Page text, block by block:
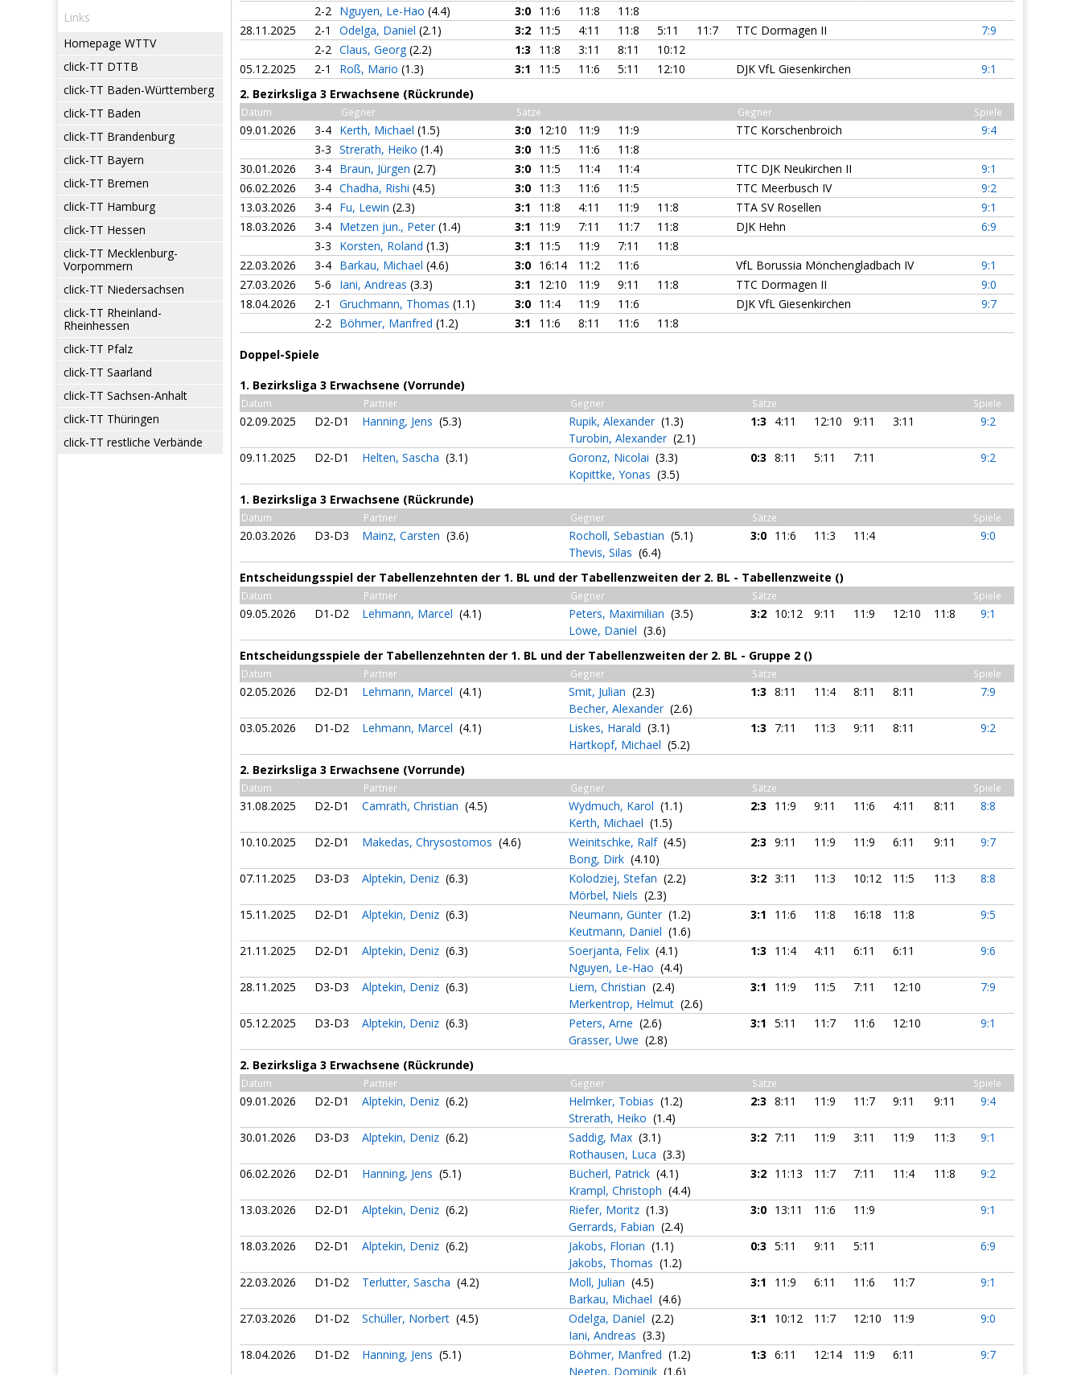
Links
Homepage WTTV
click-TT DTTB
click-TT Baden-Württemberg
click-TT Baden
click-TT Brandenburg
click-TT Bayern
click-TT Bremen
click-TT Hamburg
click-TT Hessen
click-TT Mecklenburg-
Vorpommern
click-TT Niedersachsen
click-TT Rheinland-
Rheinhessen
click-TT Pfalz
click-TT Saarland
click-TT Sachsen-Anhalt
click-TT Thüringen
click-TT restliche Verbände
2-2 Nguyen, Le-Hao (4.4) 3:0 11:6 11:8
11:8
28.11.2025
2-1 Odelga, Daniel (2.1) 3:2 11:5 4:11 11:8 5:11 11:7 TTC Dormagen II
7:9
2-2 Claus, Georg (2.2) 1:3 11:8 3:11 8:11
10:12
05.12.2025
2-1 Roß, Mario (1.3) 3:1 11:5 11:6 5:11 12:10 DJK VfL Giesenkirchen
9:1
2. Bezirksliga 3 Erwachsene (Rückrunde)
Datum Gegner Sätze Gegner Spiele
09.01.2026 3-4 Kerth, Michael (1.5) 3:0 12:10 11:9 11:9 TTC Korschenbroich
9:4
3-3 Strerath, Heiko (1.4) 3:0 11:5 11:6
11:8
30.01.2026
3-4 Braun, Jürgen (2.7) 3:0 11:5 11:4 11:4 TTC DJK Neukirchen II
9:1
06.02.2026
3-4 Chadha, Rishi (4.5) 3:0 11:3 11:6 11:5 TTC Meerbusch IV
9:2
13.03.2026
3-4 Fu, Lewin (2.3) 3:1 11:8 4:11 11:9 11:8 TTA SV Rosellen
9:1
18.03.2026
3-4 Metzen jun., Peter (1.4) 3:1 11:9 7:11 11:7 11:8 DJK Hehn
6:9
3-3
Korsten, Roland (1.3) 3:1 11:5 11:9 7:11
11:8
22.03.2026
3-4 Barkau, Michael (4.6) 3:0 16:14 11:2 11:6 VfL Borussia Mönchengladbach IV
9:1
27.03.2026
5-6 Iani, Andreas (3.3) 3:1 12:10 11:9 9:11 11:8 TTC Dormagen II
9:0
18.04.2026
2-1 Gruchmann, Thomas (1.1) 3:0 11:4 11:9 11:6 DJK VfL Giesenkirchen
9:7
2-2 Böhmer, Manfred (1.2) 3:1 11:6 8:11 11:6 11:8
Doppel-Spiele
1. Bezirksliga 3 Erwachsene (Vorrunde)
Datum Partner Gegner Sätze Spiele
02.09.2025 D2-D1 Hanning, Jens (5.3) Rupik, Alexander (1.3)
Turobin, Alexander (2.1)
1:3 4:11 12:10 9:11 3:11 9:2
09.11.2025 D2-D1 Helten, Sascha (3.1) Goronz, Nicolai (3.3)
Kopittke, Yonas (3.5)
0:3 8:11 5:11 7:11 9:2
1. Bezirksliga 3 Erwachsene (Rückrunde)
Datum Partner Gegner Sätze Spiele
20.03.2026 D3-D3 Mainz, Carsten (3.6) Rocholl, Sebastian (5.1)
Thevis, Silas (6.4)
3:0 11:6 11:3 11:4 9:0
Entscheidungsspiel der Tabellenzehnten der 1. BL und der Tabellenzweiten der 2. BL - Tabellenzweite ()
Datum Partner Gegner Sätze Spiele
09.05.2026 D1-D2 Lehmann, Marcel (4.1) Peters, Maximilian (3.5)
Löwe, Daniel (3.6)
3:2 10:12 9:11 11:9 12:10 11:8 9:1
Entscheidungsspiele der Tabellenzehnten der 1. BL und der Tabellenzweiten der 2. BL - Gruppe 2 ()
Datum Partner Gegner Sätze Spiele
02.05.2026 D2-D1 Lehmann, Marcel (4.1) Smit, Julian (2.3)
Becher, Alexander (2.6)
1:3 8:11 11:4 8:11 8:11 7:9
03.05.2026 D1-D2 Lehmann, Marcel (4.1) Liskes, Harald (3.1)
Hartkopf, Michael (5.2)
1:3 7:11 11:3 9:11 8:11 9:2
2. Bezirksliga 3 Erwachsene (Vorrunde)
Datum Partner Gegner Sätze Spiele
31.08.2025 D2-D1 Camrath, Christian (4.5) Wydmuch, Karol (1.1)
Kerth, Michael (1.5)
2:3 11:9 9:11 11:6 4:11 8:11 8:8
10.10.2025 D2-D1 Makedas, Chrysostomos (4.6) Weinitschke, Ralf (4.5)
Bong, Dirk (4.10)
2:3 9:11 11:9 11:9 6:11 9:11 9:7
07.11.2025 D3-D3 Alptekin, Deniz (6.3) Kolodziej, Stefan (2.2)
Mörbel, Niels (2.3)
3:2 3:11 11:3 10:12 11:5 11:3 8:8
15.11.2025 D2-D1 Alptekin, Deniz (6.3) Neumann, Günter (1.2)
Keutmann, Daniel (1.6)
3:1 11:6 11:8 16:18 11:8 9:5
21.11.2025 D2-D1 Alptekin, Deniz (6.3) Soerjanta, Felix (4.1)
Nguyen, Le-Hao (4.4)
1:3 11:4 4:11 6:11 6:11 9:6
28.11.2025 D3-D3 Alptekin, Deniz (6.3) Liem, Christian (2.4)
Merkentrop, Helmut (2.6)
3:1 11:9 11:5 7:11 12:10 7:9
05.12.2025 D3-D3 Alptekin, Deniz (6.3) Peters, Arne (2.6)
Grasser, Uwe (2.8)
3:1 5:11 11:7 11:6 12:10 9:1
2. Bezirksliga 3 Erwachsene (Rückrunde)
Datum Partner Gegner Sätze Spiele
09.01.2026 D2-D1 Alptekin, Deniz (6.2) Helmker, Tobias (1.2)
Strerath, Heiko (1.4)
2:3 8:11 11:9 11:7 9:11 9:11 9:4
30.01.2026 D3-D3 Alptekin, Deniz (6.2) Saddig, Max (3.1)
Rothausen, Luca (3.3)
3:2 7:11 11:9 3:11 11:9 11:3 9:1
06.02.2026 D2-D1 Hanning, Jens (5.1) Bücherl, Patrick (4.1)
Krampl, Christoph (4.4)
3:2 11:13 11:7 7:11 11:4 11:8 9:2
13.03.2026 D2-D1 Alptekin, Deniz (6.2) Riefer, Moritz (1.3)
Gerrards, Fabian (2.4)
3:0 13:11 11:6 11:9 9:1
18.03.2026 D2-D1 Alptekin, Deniz (6.2) Jakobs, Florian (1.1)
Jakobs, Thomas (1.2)
0:3 5:11 9:11 5:11 6:9
22.03.2026 D1-D2 Terlutter, Sascha (4.2) Moll, Julian (4.5)
Barkau, Michael (4.6)
3:1 11:9 6:11 11:6 11:7 9:1
27.03.2026 D1-D2 Schüller, Norbert (4.5) Odelga, Daniel (2.2)
Iani, Andreas (3.3)
3:1 10:12 11:7 12:10 11:9 9:0
18.04.2026 D1-D2 Hanning, Jens (5.1) Böhmer, Manfred (1.2)
Neeten, Dominik (1.6)
1:3 6:11 12:14 11:9 6:11 9:7